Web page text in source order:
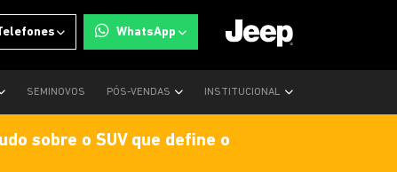
WhatsApp
SEMINOVOS PÓS-VENDAS INSTITUCIONAL
sobre o SUV que define o